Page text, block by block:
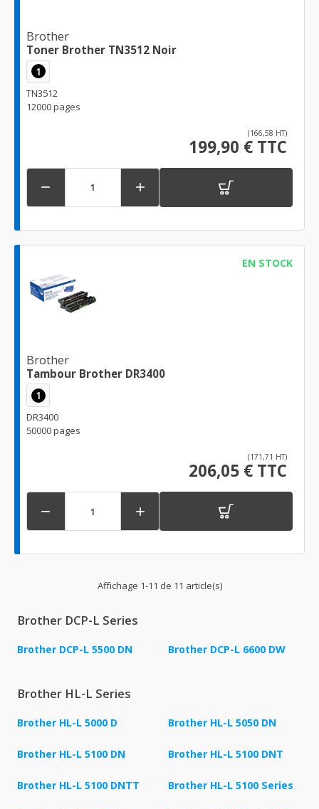
Brother
Toner Brother TN3512 Noir
1
TN3512
12000 pages
(166,58 HT)
199,90 € TTC
 
EN STOCK
Brother
Tambour Brother DR3400
1
DR3400
50000 pages
(171,71 HT)
206,05 € TTC
 
Affichage 1-11 de 11 article(s)
Brother DCP-L Series
Brother DCP-L 5500 DN Brother DCP-L 6600 DW
Brother HL-L Series
Brother HL-L 5000 D Brother HL-L 5050 DN
Brother HL-L 5100 DN Brother HL-L 5100 DNT
Brother HL-L 5100 DNTT Brother HL-L 5100 Series